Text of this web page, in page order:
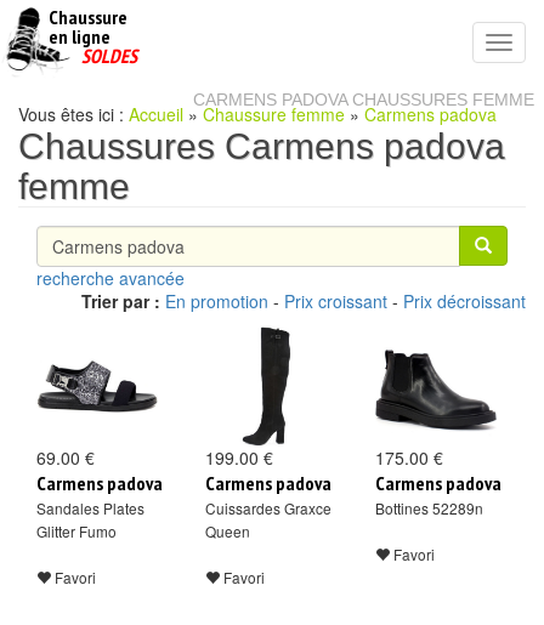
Chaussure
en ligne
pas
SOLDES
CARMENS PADOVA CHAUSSURES FEMME
Vous êtes ici : Accueil » Chaussure femme » Carmens padova
Chaussures Carmens padova
femme
recherche avancée
Trier par : En promotion - Prix croissant - Prix décroissant
69.00 €
Carmens padova
Sandales Plates
Glitter Fumo
Favori
199.00 €
Carmens padova
Cuissardes Graxce
Queen
Favori
175.00 €
Carmens padova
Bottines 52289n
Favori